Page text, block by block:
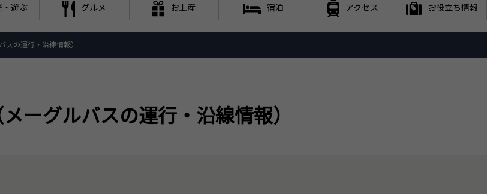
・遊ぶ グルメ お土産 宿泊 アクセス お役立ち情報
スの運行・沿線情報）
ーグルバスの運行・沿線情報）